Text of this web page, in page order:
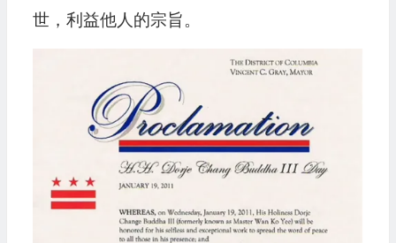
世，利益他人的宗旨。